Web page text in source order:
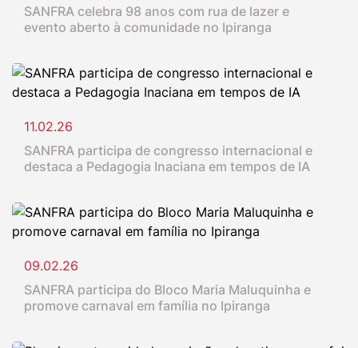
SANFRA celebra 98 anos com rua de lazer e
evento aberto à comunidade no Ipiranga
11.02.26
SANFRA participa de congresso internacional e
destaca a Pedagogia Inaciana em tempos de IA
09.02.26
SANFRA participa do Bloco Maria Maluquinha e
promove carnaval em família no Ipiranga